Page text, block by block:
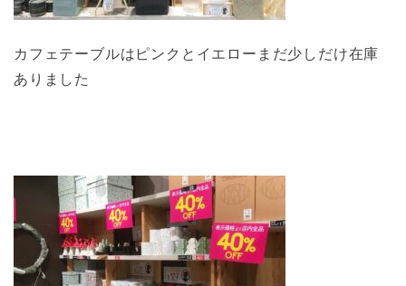
カフェテーブルはピンクとイエローまだ少しだけ在庫
ありました